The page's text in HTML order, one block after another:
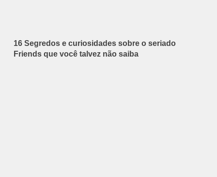
16 Segredos e curiosidades sobre o seriado
Friends que você talvez não saiba